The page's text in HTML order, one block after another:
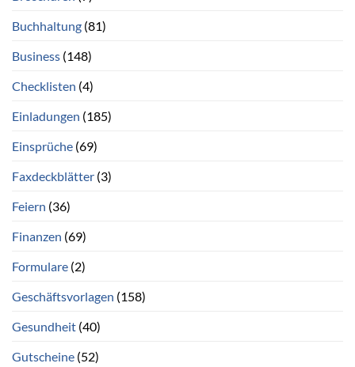
Buchhaltung (81)
Business (148)
Checklisten (4)
Einladungen (185)
Einsprüche (69)
Faxdeckblätter (3)
Feiern (36)
Finanzen (69)
Formulare (2)
Geschäftsvorlagen (158)
Gesundheit (40)
Gutscheine (52)